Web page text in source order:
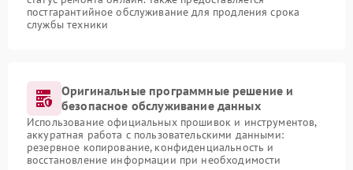
постгарантийное обслуживание для продления срока
службы техники
Оригинальные программные решение и
безопасное обслуживание данных
Использование официальных прошивок и инструментов,
аккуратная работа с пользовательскими данными:
резервное копирование, конфиденциальность и
восстановление информации при необходимости